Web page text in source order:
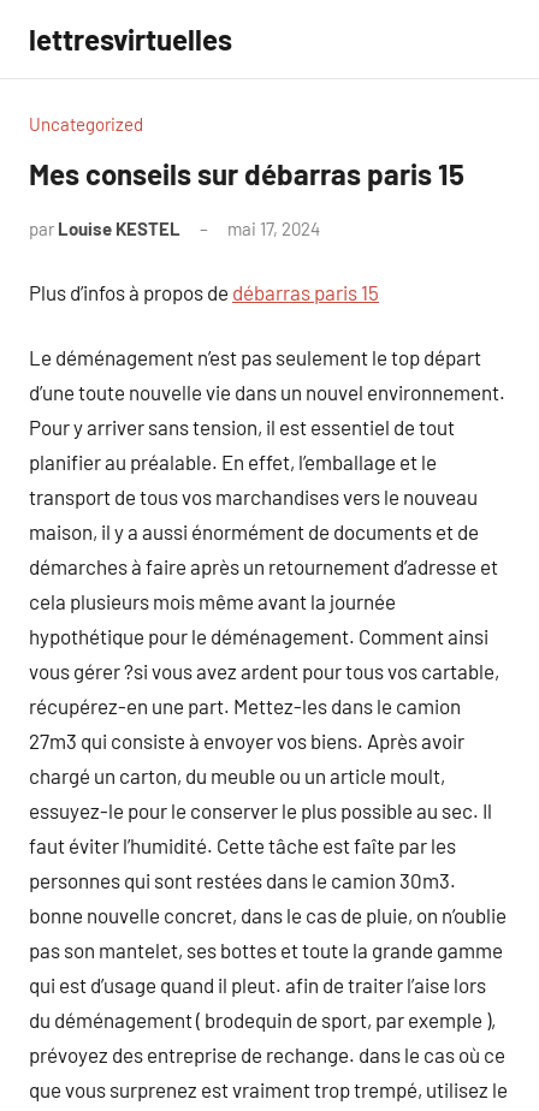
contenu
lettresvirtuelles
Uncategorized
Mes conseils sur débarras paris 15
par Louise KESTEL mai 17, 2024
Plus d’infos à propos de débarras paris 15
Le déménagement n’est pas seulement le top départ
d’une toute nouvelle vie dans un nouvel environnement.
Pour y arriver sans tension, il est essentiel de tout
planifier au préalable. En effet, l’emballage et le
transport de tous vos marchandises vers le nouveau
maison, il y a aussi énormément de documents et de
démarches à faire après un retournement d’adresse et
cela plusieurs mois même avant la journée
hypothétique pour le déménagement. Comment ainsi
vous gérer ?si vous avez ardent pour tous vos cartable,
récupérez-en une part. Mettez-les dans le camion
27m3 qui consiste à envoyer vos biens. Après avoir
chargé un carton, du meuble ou un article moult,
essuyez-le pour le conserver le plus possible au sec. Il
faut éviter l’humidité. Cette tâche est faîte par les
personnes qui sont restées dans le camion 30m3.
bonne nouvelle concret, dans le cas de pluie, on n’oublie
pas son mantelet, ses bottes et toute la grande gamme
qui est d’usage quand il pleut. afin de traiter l’aise lors
du déménagement ( brodequin de sport, par exemple ),
prévoyez des entreprise de rechange. dans le cas où ce
que vous surprenez est vraiment trop trempé, utilisez le